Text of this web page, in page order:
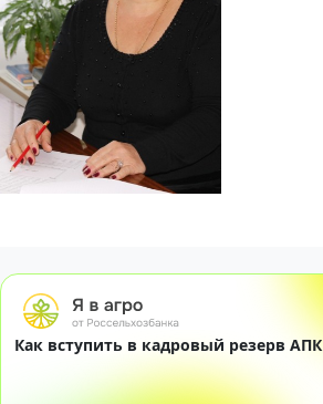
Как вступить в кадровый резерв АПК